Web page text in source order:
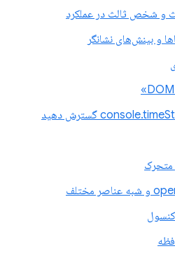
و شخص ثالث در عملکرد
و بینش‌های نشانگر
متحرک